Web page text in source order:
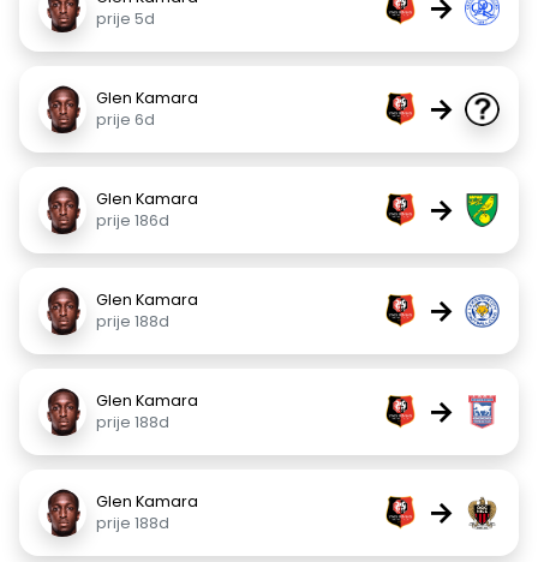
prije 5d
Glen Kamara
prije 6d
→
Glen Kamara
prije 186d
→
Glen Kamara
prije 188d
→
Glen Kamara
prije 188d
→
Glen Kamara
prije 188d
→